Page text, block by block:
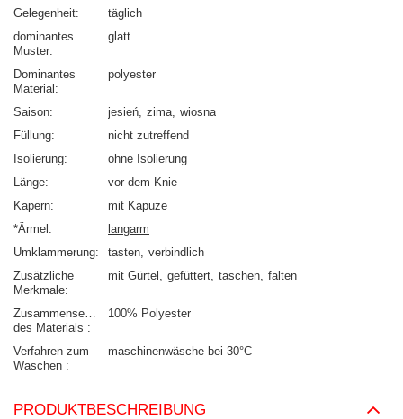
Gelegenheit
täglich
dominantes
Muster
glatt
Dominantes
Material
polyester
Saison jesień zima wiosna
Füllung
nicht zutreffend
Isolierung
ohne Isolierung
Länge
vor dem Knie
Kapern
mit Kapuze
*Ärmel
langarm
Umklammerung
tasten verbindlich
Zusätzliche
Merkmale
mit Gürtel gefüttert taschen falten
Zusammensetzung
des Materials
100% Polyester
Verfahren zum
Waschen
maschinenwäsche bei 30°C
PRODUKTBESCHREIBUNG